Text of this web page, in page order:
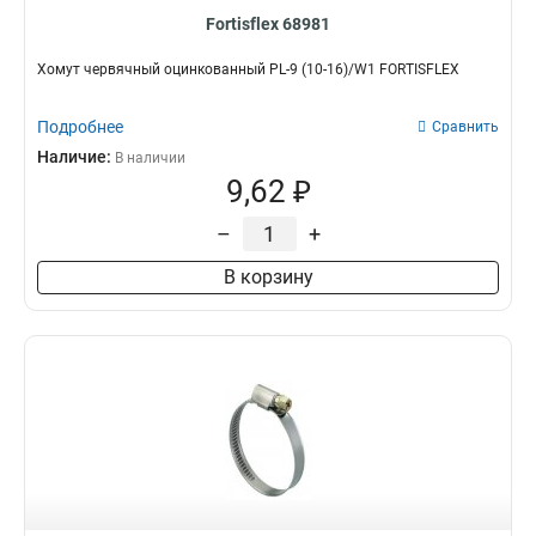
Fortisflex 68981
Хомут червячный оцинкованный PL-9 (10-16)/W1 FORTISFLEX
Подробнее Сравнить
Наличие: В наличии
9,62 ₽
– +
В корзину